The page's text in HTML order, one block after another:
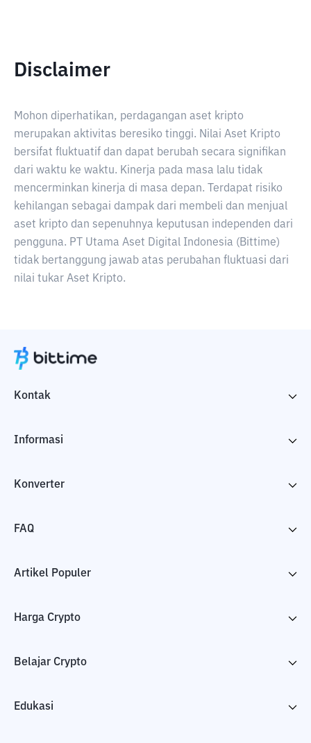
Disclaimer
Mohon diperhatikan, perdagangan aset kripto
merupakan aktivitas beresiko tinggi. Nilai Aset Kripto
bersifat fluktuatif dan dapat berubah secara signifikan
dari waktu ke waktu. Kinerja pada masa lalu tidak
mencerminkan kinerja di masa depan. Terdapat risiko
kehilangan sebagai dampak dari membeli dan menjual
aset kripto dan sepenuhnya keputusan independen dari
pengguna. PT Utama Aset Digital Indonesia (Bittime)
tidak bertanggung jawab atas perubahan fluktuasi dari
nilai tukar Aset Kripto.
Kontak
Informasi
Konverter
FAQ
Artikel Populer
Harga Crypto
Belajar Crypto
Edukasi